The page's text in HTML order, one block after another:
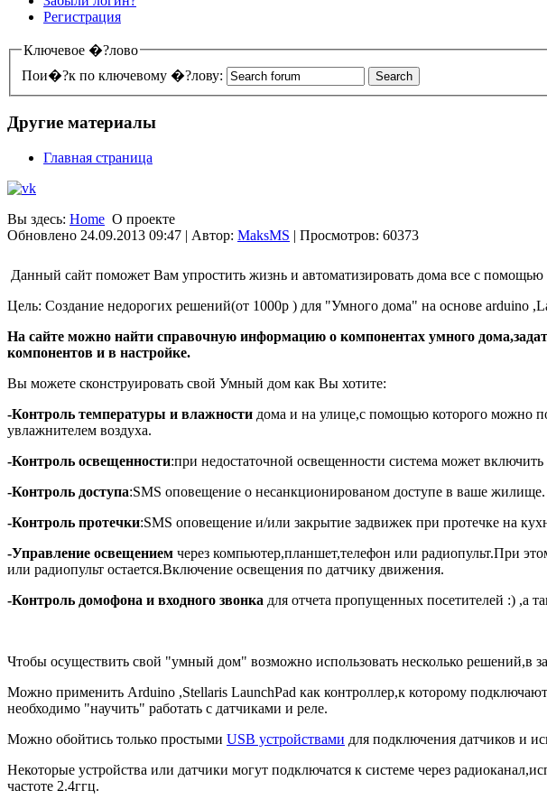
Регистрация
Ключевое �?лово
Пои�?к по ключевому �?лову:
Другие материалы
Главная страница
Вы здесь: Home О проекте
Обновлено 24.09.2013 09:47 | Автор: MaksMS | Просмотров: 60373
Данный сайт поможет Вам упростить жизнь и автоматизировать дома все с помощью
Цель: Создание недорогих решений(от 1000р ) для "Умного дома" на основе arduino
На сайте можно найти справочную информацию о компонентах умного
компонентов и в настройке.
Вы можете сконструировать свой Умный дом как Вы хотите:
-Контроль температуры и влажности дома и на улице,с помощью которого можно
увлажнителем воздуха.
-Контроль освещенности:при недостаточной освещенности система может
-Контроль доступа:SMS оповещение о несанкционированом доступе в ваше жилище.
-Контроль протечки:SMS оповещение и/или закрытие задвижек при протечке на
-Управление освещением через компьютер,планшет,телефон или радиопульт.При
или радиопульт остается.Включение освещения по датчику движения.
-Контроль домофона и входного звонка для отчета пропущенных посетителей :) ,а
Чтобы осуществить свой "умный дом" возможно использовать несколько решений,в
Можно применить Arduino ,Stellaris LaunchPad как контроллер,к которому
необходимо "научить" работать с датчиками и реле.
Можно обойтись только простыми USB устройствами для подключения датчиков и
Некоторые устройства или датчики могут подключатся к системе через
частоте 2.4ггц.